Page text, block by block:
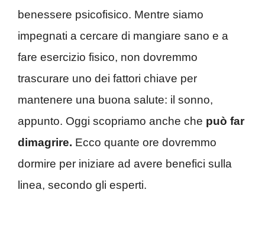
benessere psicofisico. Mentre siamo
impegnati a cercare di mangiare sano e a
fare esercizio fisico, non dovremmo
trascurare uno dei fattori chiave per
mantenere una buona salute: il sonno,
appunto. Oggi scopriamo anche che può far
dimagrire. Ecco quante ore dovremmo
dormire per iniziare ad avere benefici sulla
linea, secondo gli esperti.